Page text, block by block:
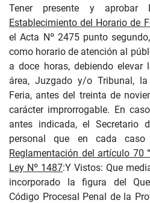
Tener presente y aprobar
Establecimiento del Horario de
el Acta Nº 2475 punto segundo,
como horario de atención al
a doce horas, debiendo elevar
área, Juzgado y/o Tribunal,
Feria, antes del treinta de
carácter improrrogable. En
antes indicada, el Secretario
personal que en cada caso
Reglamentación del artículo 70
Ley Nº 1487:Y Vistos: Que
incorporado la figura del
Código Procesal Penal de la